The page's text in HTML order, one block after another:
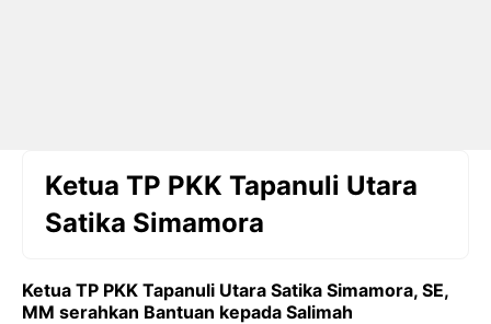
Ketua TP PKK Tapanuli Utara
Satika Simamora
Ketua TP PKK Tapanuli Utara Satika Simamora, SE,
MM serahkan Bantuan kepada Salimah